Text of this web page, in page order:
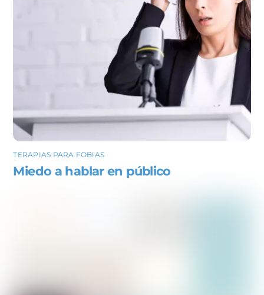
TERAPIAS PARA FOBIAS
Miedo a hablar en público